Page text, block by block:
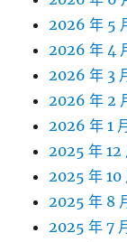
2026 年 5
2026 年 4
2026 年 3
2026 年 2
2026 年 1 月
2025 年 12
2025 年 10
2025 年 8
2025 年 7